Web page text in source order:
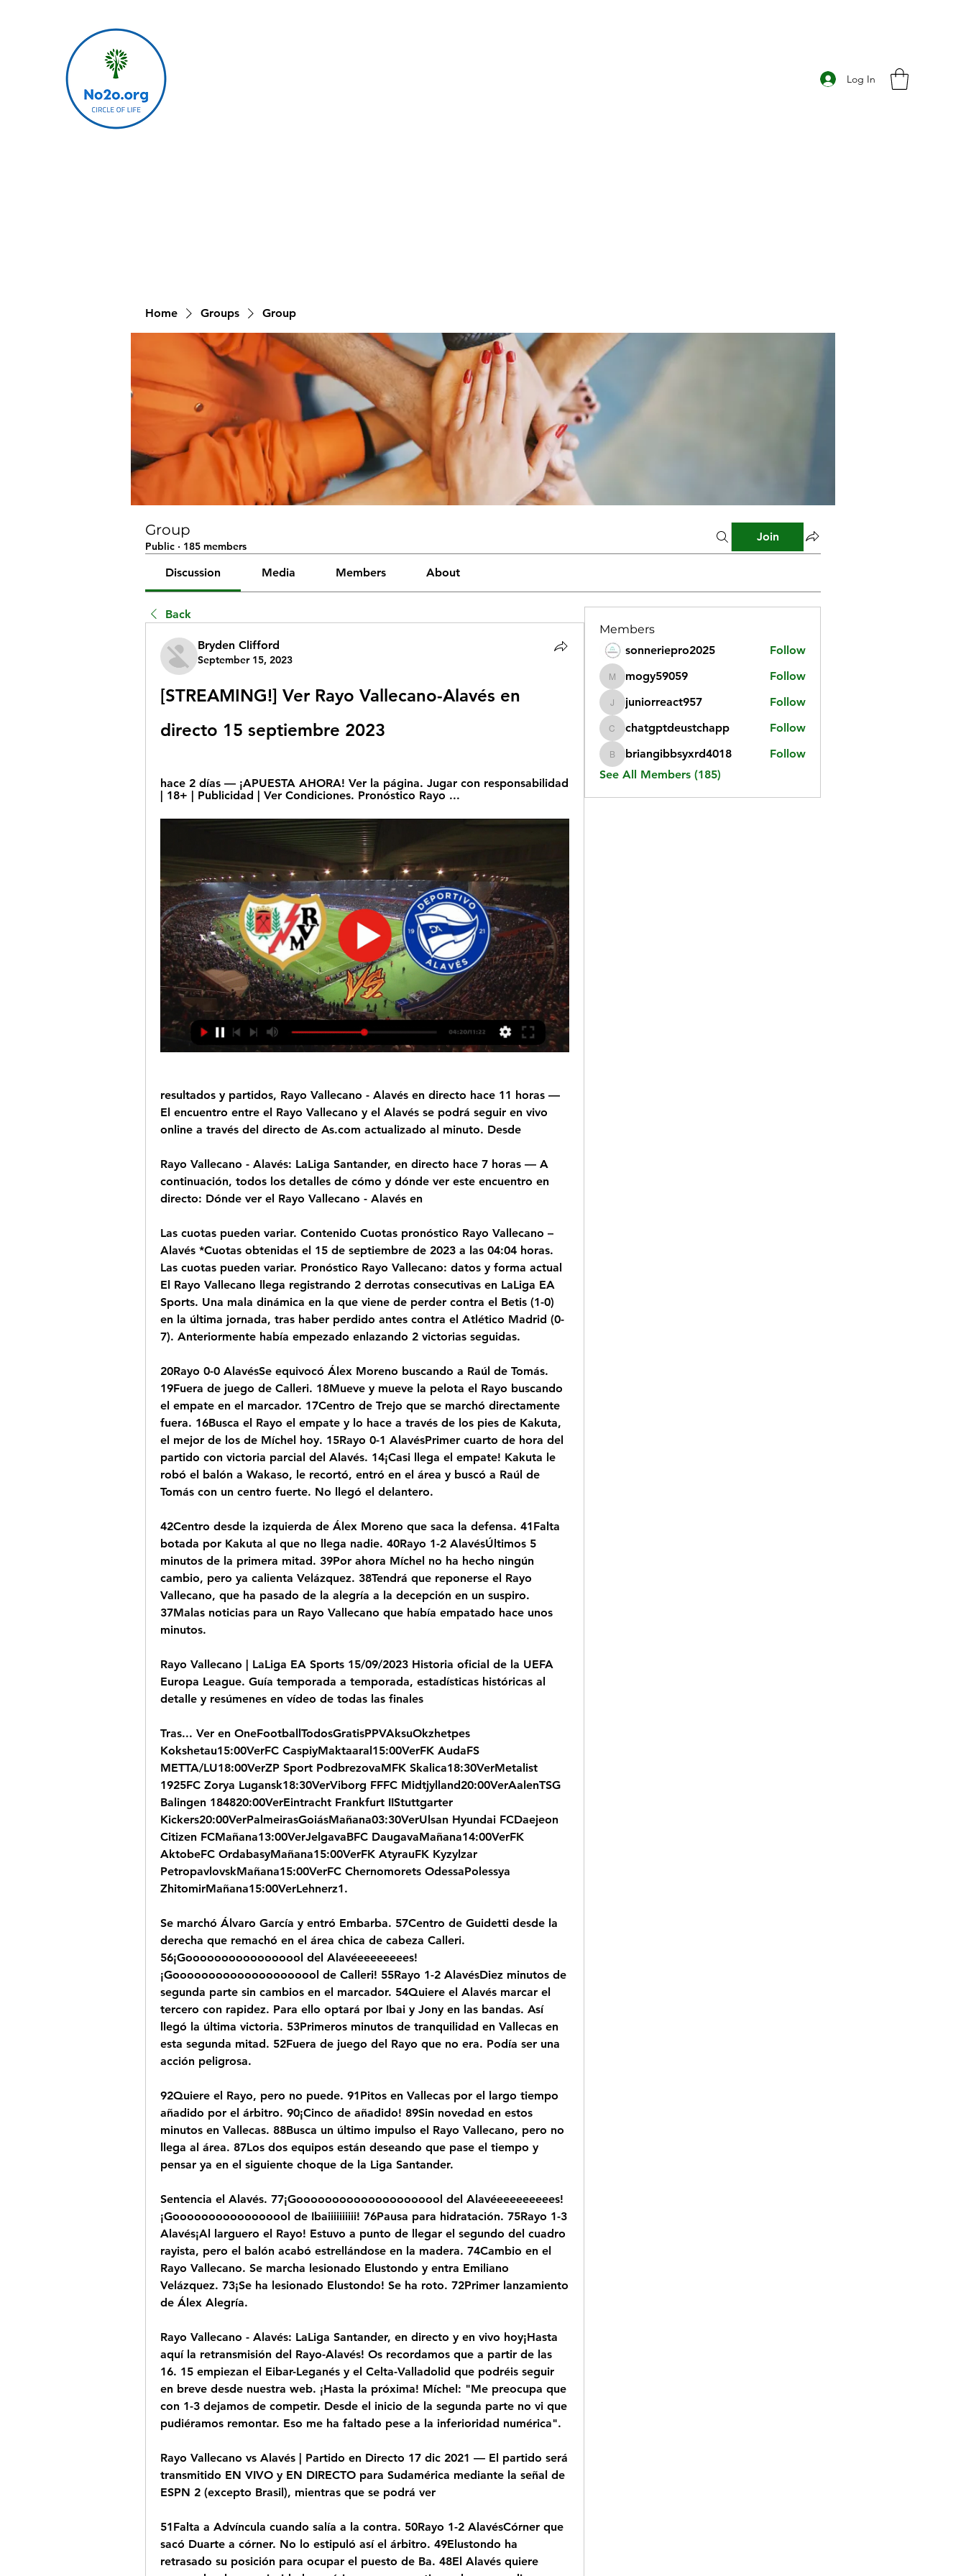
Log In
Home Groups Group
Group
Public · 185 members
Join
Discussion Media Members About
Back
Bryden Clifford
September 15, 2023
[STREAMING!] Ver Rayo Vallecano-Alavés en
directo 15 septiembre 2023
hace 2 días — ¡APUESTA AHORA! Ver la página. Jugar con responsabilidad
| 18+ | Publicidad | Ver Condiciones. Pronóstico Rayo ...
resultados y partidos, Rayo Vallecano - Alavés en directo hace 11 horas —
El encuentro entre el Rayo Vallecano y el Alavés se podrá seguir en vivo
online a través del directo de As.com actualizado al minuto. Desde
Rayo Vallecano - Alavés: LaLiga Santander, en directo hace 7 horas — A
continuación, todos los detalles de cómo y dónde ver este encuentro en
directo: Dónde ver el Rayo Vallecano - Alavés en
Las cuotas pueden variar. Contenido Cuotas pronóstico Rayo Vallecano –
Alavés *Cuotas obtenidas el 15 de septiembre de 2023 a las 04:04 horas.
Las cuotas pueden variar. Pronóstico Rayo Vallecano: datos y forma actual
El Rayo Vallecano llega registrando 2 derrotas consecutivas en LaLiga EA
Sports. Una mala dinámica en la que viene de perder contra el Betis (1-0)
en la última jornada, tras haber perdido antes contra el Atlético Madrid (0-
7). Anteriormente había empezado enlazando 2 victorias seguidas.
20Rayo 0-0 AlavésSe equivocó Álex Moreno buscando a Raúl de Tomás.
19Fuera de juego de Calleri. 18Mueve y mueve la pelota el Rayo buscando
el empate en el marcador. 17Centro de Trejo que se marchó directamente
fuera. 16Busca el Rayo el empate y lo hace a través de los pies de Kakuta,
el mejor de los de Míchel hoy. 15Rayo 0-1 AlavésPrimer cuarto de hora del
partido con victoria parcial del Alavés. 14¡Casi llega el empate! Kakuta le
robó el balón a Wakaso, le recortó, entró en el área y buscó a Raúl de
Tomás con un centro fuerte. No llegó el delantero.
42Centro desde la izquierda de Álex Moreno que saca la defensa. 41Falta
botada por Kakuta al que no llega nadie. 40Rayo 1-2 AlavésÚltimos 5
minutos de la primera mitad. 39Por ahora Míchel no ha hecho ningún
cambio, pero ya calienta Velázquez. 38Tendrá que reponerse el Rayo
Vallecano, que ha pasado de la alegría a la decepción en un suspiro.
37Malas noticias para un Rayo Vallecano que había empatado hace unos
minutos.
Rayo Vallecano | LaLiga EA Sports 15/09/2023 Historia oficial de la UEFA
Europa League. Guía temporada a temporada, estadísticas históricas al
detalle y resúmenes en vídeo de todas las finales
Tras... Ver en OneFootballTodosGratisPPVAksuOkzhetpes
Kokshetau15:00VerFC CaspiyMaktaaral15:00VerFK AudaFS
METTA/LU18:00VerZP Sport PodbrezovaMFK Skalica18:30VerMetalist
1925FC Zorya Lugansk18:30VerViborg FFFC Midtjylland20:00VerAalenTSG
Balingen 184820:00VerEintracht Frankfurt IIStuttgarter
Kickers20:00VerPalmeirasGoiásMañana03:30VerUlsan Hyundai FCDaejeon
Citizen FCMañana13:00VerJelgavaBFC DaugavaMañana14:00VerFK
AktobeFC OrdabasyMañana15:00VerFK AtyrauFK Kyzylzar
PetropavlovskMañana15:00VerFC Chernomorets OdessaPolessya
ZhitomirMañana15:00VerLehnerz1.
Se marchó Álvaro García y entró Embarba. 57Centro de Guidetti desde la
derecha que remachó en el área chica de cabeza Calleri.
56¡Gooooooooooooooool del Alavéeeeeeeees!
¡Gooooooooooooooooooool de Calleri! 55Rayo 1-2 AlavésDiez minutos de
segunda parte sin cambios en el marcador. 54Quiere el Alavés marcar el
tercero con rapidez. Para ello optará por Ibai y Jony en las bandas. Así
llegó la última victoria. 53Primeros minutos de tranquilidad en Vallecas en
esta segunda mitad. 52Fuera de juego del Rayo que no era. Podía ser una
acción peligrosa.
92Quiere el Rayo, pero no puede. 91Pitos en Vallecas por el largo tiempo
añadido por el árbitro. 90¡Cinco de añadido! 89Sin novedad en estos
minutos en Vallecas. 88Busca un último impulso el Rayo Vallecano, pero no
llega al área. 87Los dos equipos están deseando que pase el tiempo y
pensar ya en el siguiente choque de la Liga Santander.
Sentencia el Alavés. 77¡Gooooooooooooooooooool del Alavéeeeeeeeees!
¡Gooooooooooooooool de Ibaiiiiiiiiii! 76Pausa para hidratación. 75Rayo 1-3
Alavés¡Al larguero el Rayo! Estuvo a punto de llegar el segundo del cuadro
rayista, pero el balón acabó estrellándose en la madera. 74Cambio en el
Rayo Vallecano. Se marcha lesionado Elustondo y entra Emiliano
Velázquez. 73¡Se ha lesionado Elustondo! Se ha roto. 72Primer lanzamiento
de Álex Alegría.
Rayo Vallecano - Alavés: LaLiga Santander, en directo y en vivo hoy¡Hasta
aquí la retransmisión del Rayo-Alavés! Os recordamos que a partir de las
16. 15 empiezan el Eibar-Leganés y el Celta-Valladolid que podréis seguir
en breve desde nuestra web. ¡Hasta la próxima! Míchel: "Me preocupa que
con 1-3 dejamos de competir. Desde el inicio de la segunda parte no vi que
pudiéramos remontar. Eso me ha faltado pese a la inferioridad numérica".
Rayo Vallecano vs Alavés | Partido en Directo 17 dic 2021 — El partido será
transmitido EN VIVO y EN DIRECTO para Sudamérica mediante la señal de
ESPN 2 (excepto Brasil), mientras que se podrá ver
51Falta a Advíncula cuando salía a la contra. 50Rayo 1-2 AlavésCórner que
sacó Duarte a córner. No lo estipuló así el árbitro. 49Elustondo ha
retrasado su posición para ocupar el puesto de Ba. 48El Alavés quiere
Members
sonneriepro2025
Follow
mogy59059
mogy59059 Follow
juniorreact957
juniorreact957 Follow
chatgptdeustchapp
chatgptdeustchapp Follow
briangibbsyxrd4018
briangibbsyxrd4018
Follow
See All Members (185)